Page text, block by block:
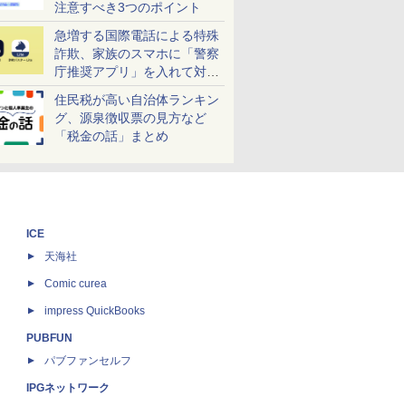
注意すべき3つのポイント
急増する国際電話による特殊
詐欺、家族のスマホに「警察
庁推奨アプリ」を入れて対策
しよう！
住民税が高い自治体ランキン
グ、源泉徴収票の見方など
「税金の話」まとめ
ICE
天海社
Comic curea
impress QuickBooks
PUBFUN
パブファンセルフ
IPGネットワーク